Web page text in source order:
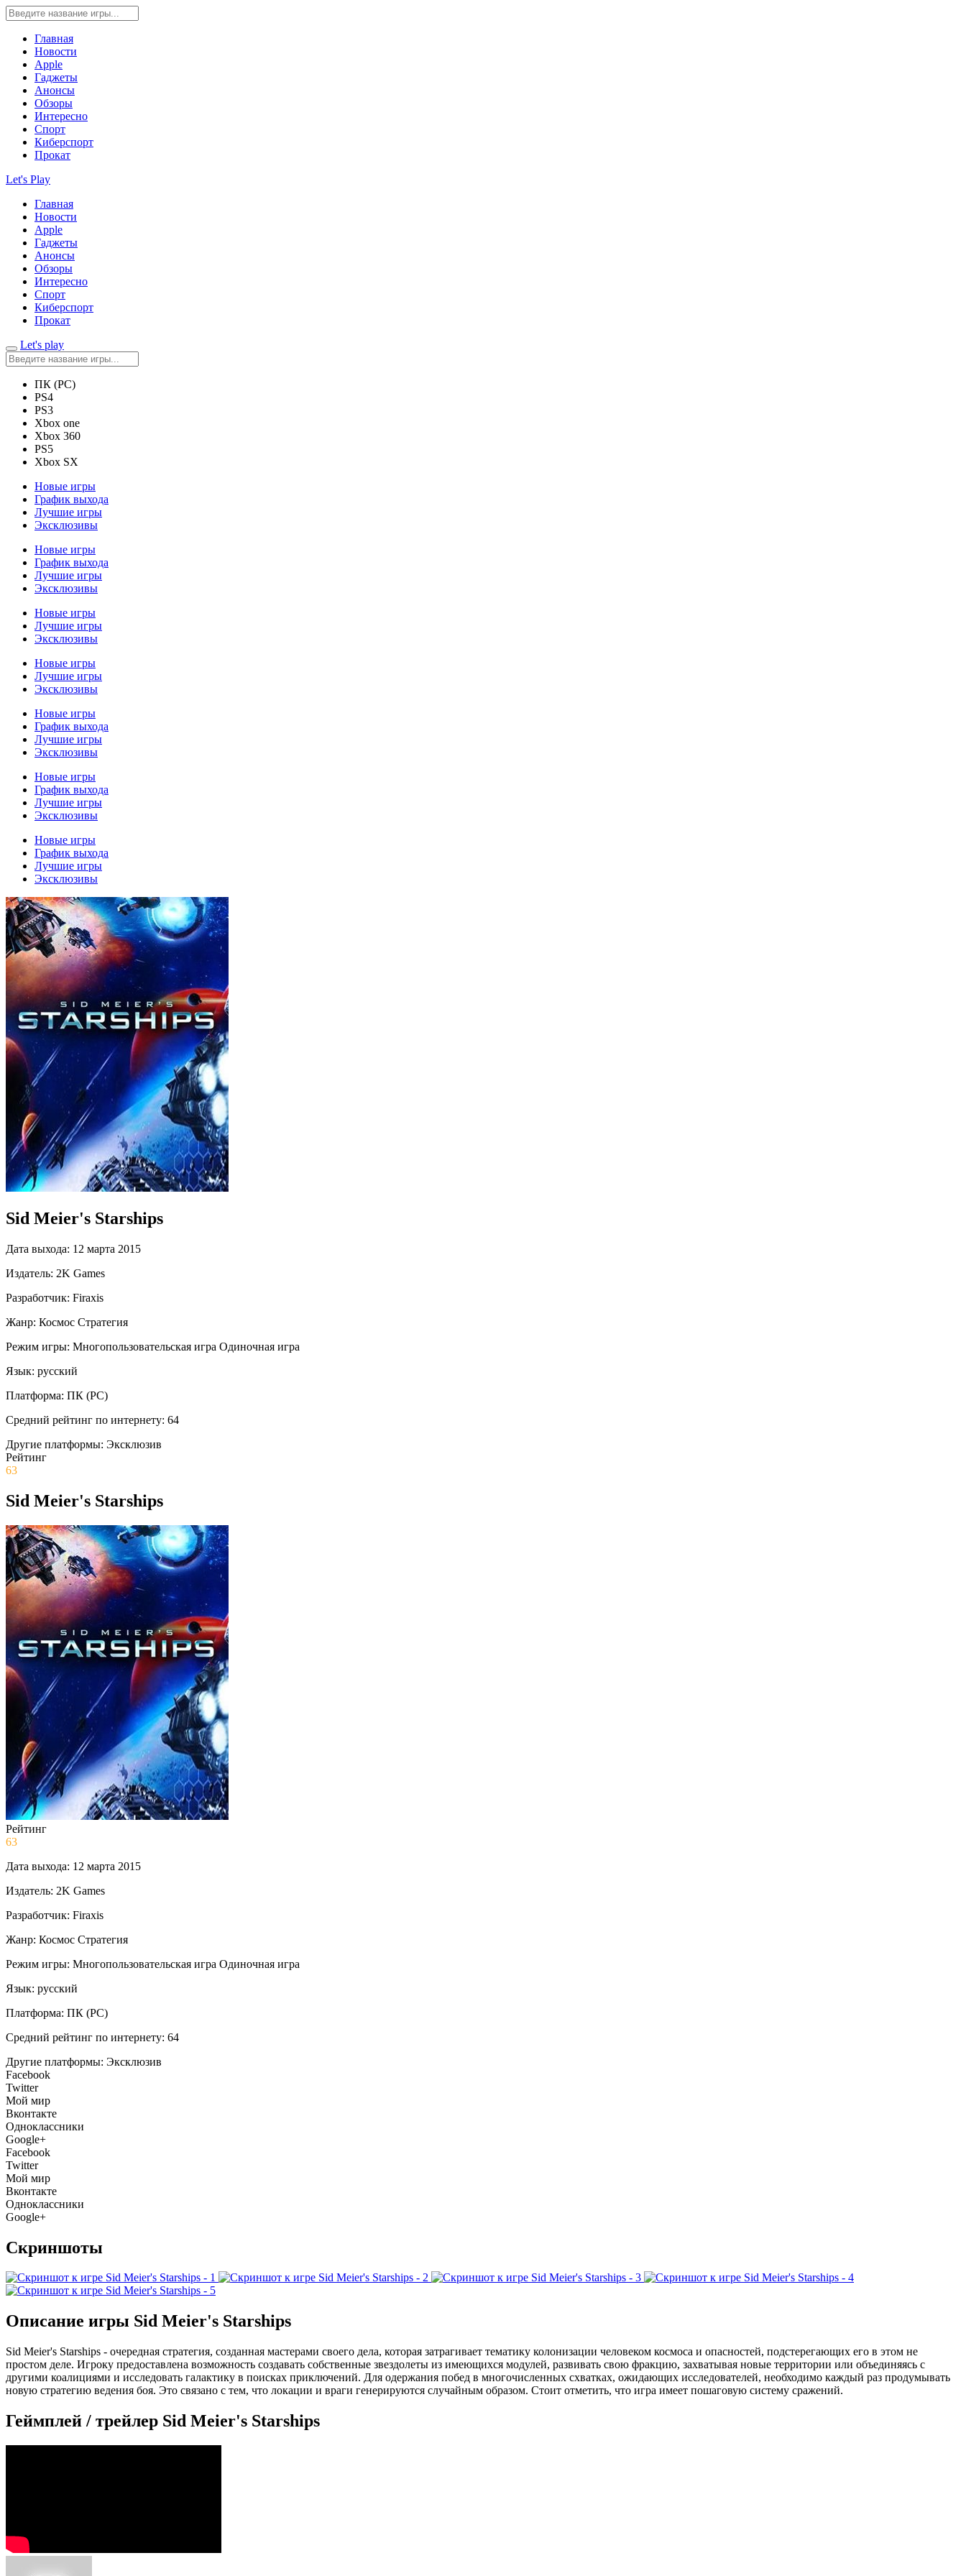
Главная
Новости
Apple
Гаджеты
Анонсы
Обзоры
Интересно
Спорт
Киберспорт
Прокат
Let's Play
Главная
Новости
Apple
Гаджеты
Анонсы
Обзоры
Интересно
Спорт
Киберспорт
Прокат
Let's play
ПК (PC)
PS4
PS3
Xbox one
Xbox 360
PS5
Xbox SX
Новые игры
График выхода
Лучшие игры
Эксклюзивы
Новые игры
График выхода
Лучшие игры
Эксклюзивы
Новые игры
Лучшие игры
Эксклюзивы
Новые игры
Лучшие игры
Эксклюзивы
Новые игры
График выхода
Лучшие игры
Эксклюзивы
Новые игры
График выхода
Лучшие игры
Эксклюзивы
Новые игры
График выхода
Лучшие игры
Эксклюзивы
Sid Meier's Starships
Дата выхода: 12 марта 2015
Издатель: 2K Games
Разработчик: Firaxis
Жанр: Космос Стратегия
Режим игры: Многопользовательская игра Одиночная игра
Язык: русский
Платформа: ПК (PC)
Средний рейтинг по интернету: 64
Другие платформы: Эксклюзив
Рейтинг
63
Sid Meier's Starships
Рейтинг
63
Дата выхода: 12 марта 2015
Издатель: 2K Games
Разработчик: Firaxis
Жанр: Космос Стратегия
Режим игры: Многопользовательская игра Одиночная игра
Язык: русский
Платформа: ПК (PC)
Средний рейтинг по интернету: 64
Другие платформы: Эксклюзив
Facebook
Twitter
Мой мир
Вконтакте
Одноклассники
Google+
Facebook
Twitter
Мой мир
Вконтакте
Одноклассники
Google+
Скриншоты
Описание игры Sid Meier's Starships
Sid Meier's Starships - очередная стратегия, созданная мастерами своего дела, которая затрагивает тематику колонизации человеком космоса и опасностей, подстерегающих его в этом не
простом деле. Игроку предоставлена возможность создавать собственные звездолеты из имеющихся модулей, развивать свою фракцию, захватывая новые территории или объединяясь с
другими коалициями и исследовать галактику в поисках приключений. Для одержания побед в многочисленных схватках, ожидающих исследователей, необходимо каждый раз продумывать
новую стратегию ведения боя. Это связано с тем, что локации и враги генерируются случайным образом. Стоит отметить, что игра имеет пошаговую систему сражений.
Геймплей / трейлер Sid Meier's Starships